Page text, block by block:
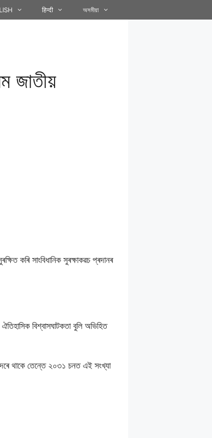
हिन्दी অসমীয়া
জাতীয়
কৰি সাংবিধানিক সুৰক্ষাকৱচ প্ৰদানৰ
বিশ্বাসঘাটকতা বুলি অভিহিত
থাকে তেন্তে ২০৩১ চনত এই সংখ্যা